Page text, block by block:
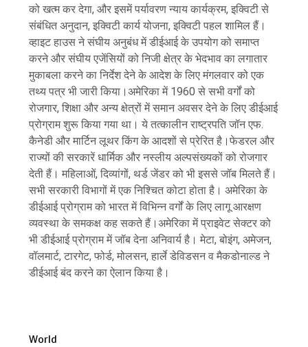
को खत्म कर देगा, और इसमें पर्यावरण न्याय कार्यक्रम, इक्विटी से
संबंधित अनुदान, इक्विटी कार्य योजना, इक्विटी पहल शामिल हैं।
व्हाइट हाउस ने संघीय अनुबंध में डीईआई के उपयोग को समाप्त
करने और संघीय एजेंसियों को निजी क्षेत्र के भेदभाव का लगातार
मुकाबला करने का निर्देश देने के आदेश के लिए मंगलवार को एक
तथ्य पत्र भी जारी किया।अमेरिका में 1960 से सभी वर्गों को
रोजगार, शिक्षा और अन्य क्षेत्रों में समान अवसर देने के लिए डीईआई
प्रोग्राम शुरू किया गया था। ये तत्कालीन राष्ट्रपति जॉन एफ.
कैनेडी और मार्टिन लूथर किंग के आदशों से प्रेरित है।फेडरल और
राज्यों की सरकारें धार्मिक और नस्लीय अल्पसंख्यकों को रोजगार
देती हैं। महिलाओं, दिव्यांगों, थर्ड जेंडर को भी इससे जॉब मिलते हैं।
सभी सरकारी विभागों में एक निश्चित कोटा होता है। अमेरिका के
डीईआई प्रोग्राम को भारत में विभिन्न वर्गों के लिए लागू आरक्षण
व्यवस्था के समकक्ष कह सकते हैं।अमेरिका में प्राइवेट सेक्टर को
भी डीईआई प्रोग्राम में जॉब देना अनिवार्य है। मेटा, बोइंग, अमेजन,
वॉलमार्ट, टारगेट, फोर्ड, मोलसन, हार्ले डेविडसन व मैकडोनाल्ड ने
डीईआई बंद करने का ऐलान किया है।
World